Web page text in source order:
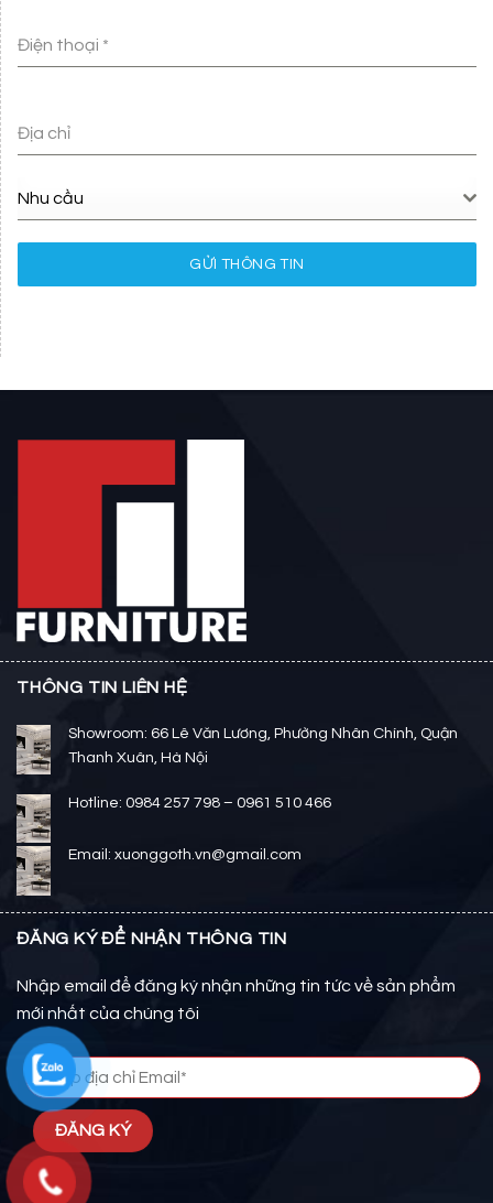
Điện thoại *
Địa chỉ
Nhu cầu
GỬI THÔNG TIN
THÔNG TIN LIÊN HỆ
Showroom: 66 Lê Văn Lương, Phường Nhân Chính, Quận
Thanh Xuân, Hà Nội
Hotline: 0984 257 798 – 0961 510 466
Email: xuonggoth.vn@gmail.com
ĐĂNG KÝ ĐỂ NHẬN THÔNG TIN
Nhập email để đăng ký nhận những tin tức về sản phẩm
mới nhất của chúng tôi